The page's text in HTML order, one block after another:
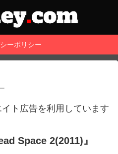
ーポリシー
ト広告を利用しています
Space 2(2011)』